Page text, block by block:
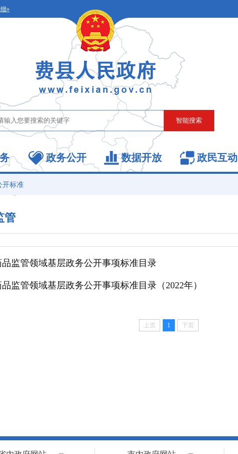
政务公开 数据开放 政民互动
开标准
管
监管领域基层政务公开事项标准目录
监管领域基层政务公开事项标准目录（2022年）
上页 1 下页